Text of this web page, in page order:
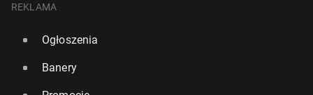
REKLAMA
Ogłoszenia
Banery